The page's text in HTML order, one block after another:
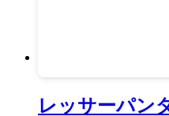
レッサーパン